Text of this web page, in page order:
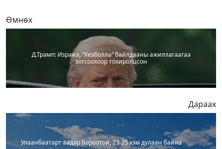
Өмнөх
Д.Трамп: Израил, “Хезболла“ байлдааны ажиллагаагаа
зогсоохоор тохиролцсон
Дараах
Улаанбаатарт аадар бороотой, 23-25 хэм дулаан байна